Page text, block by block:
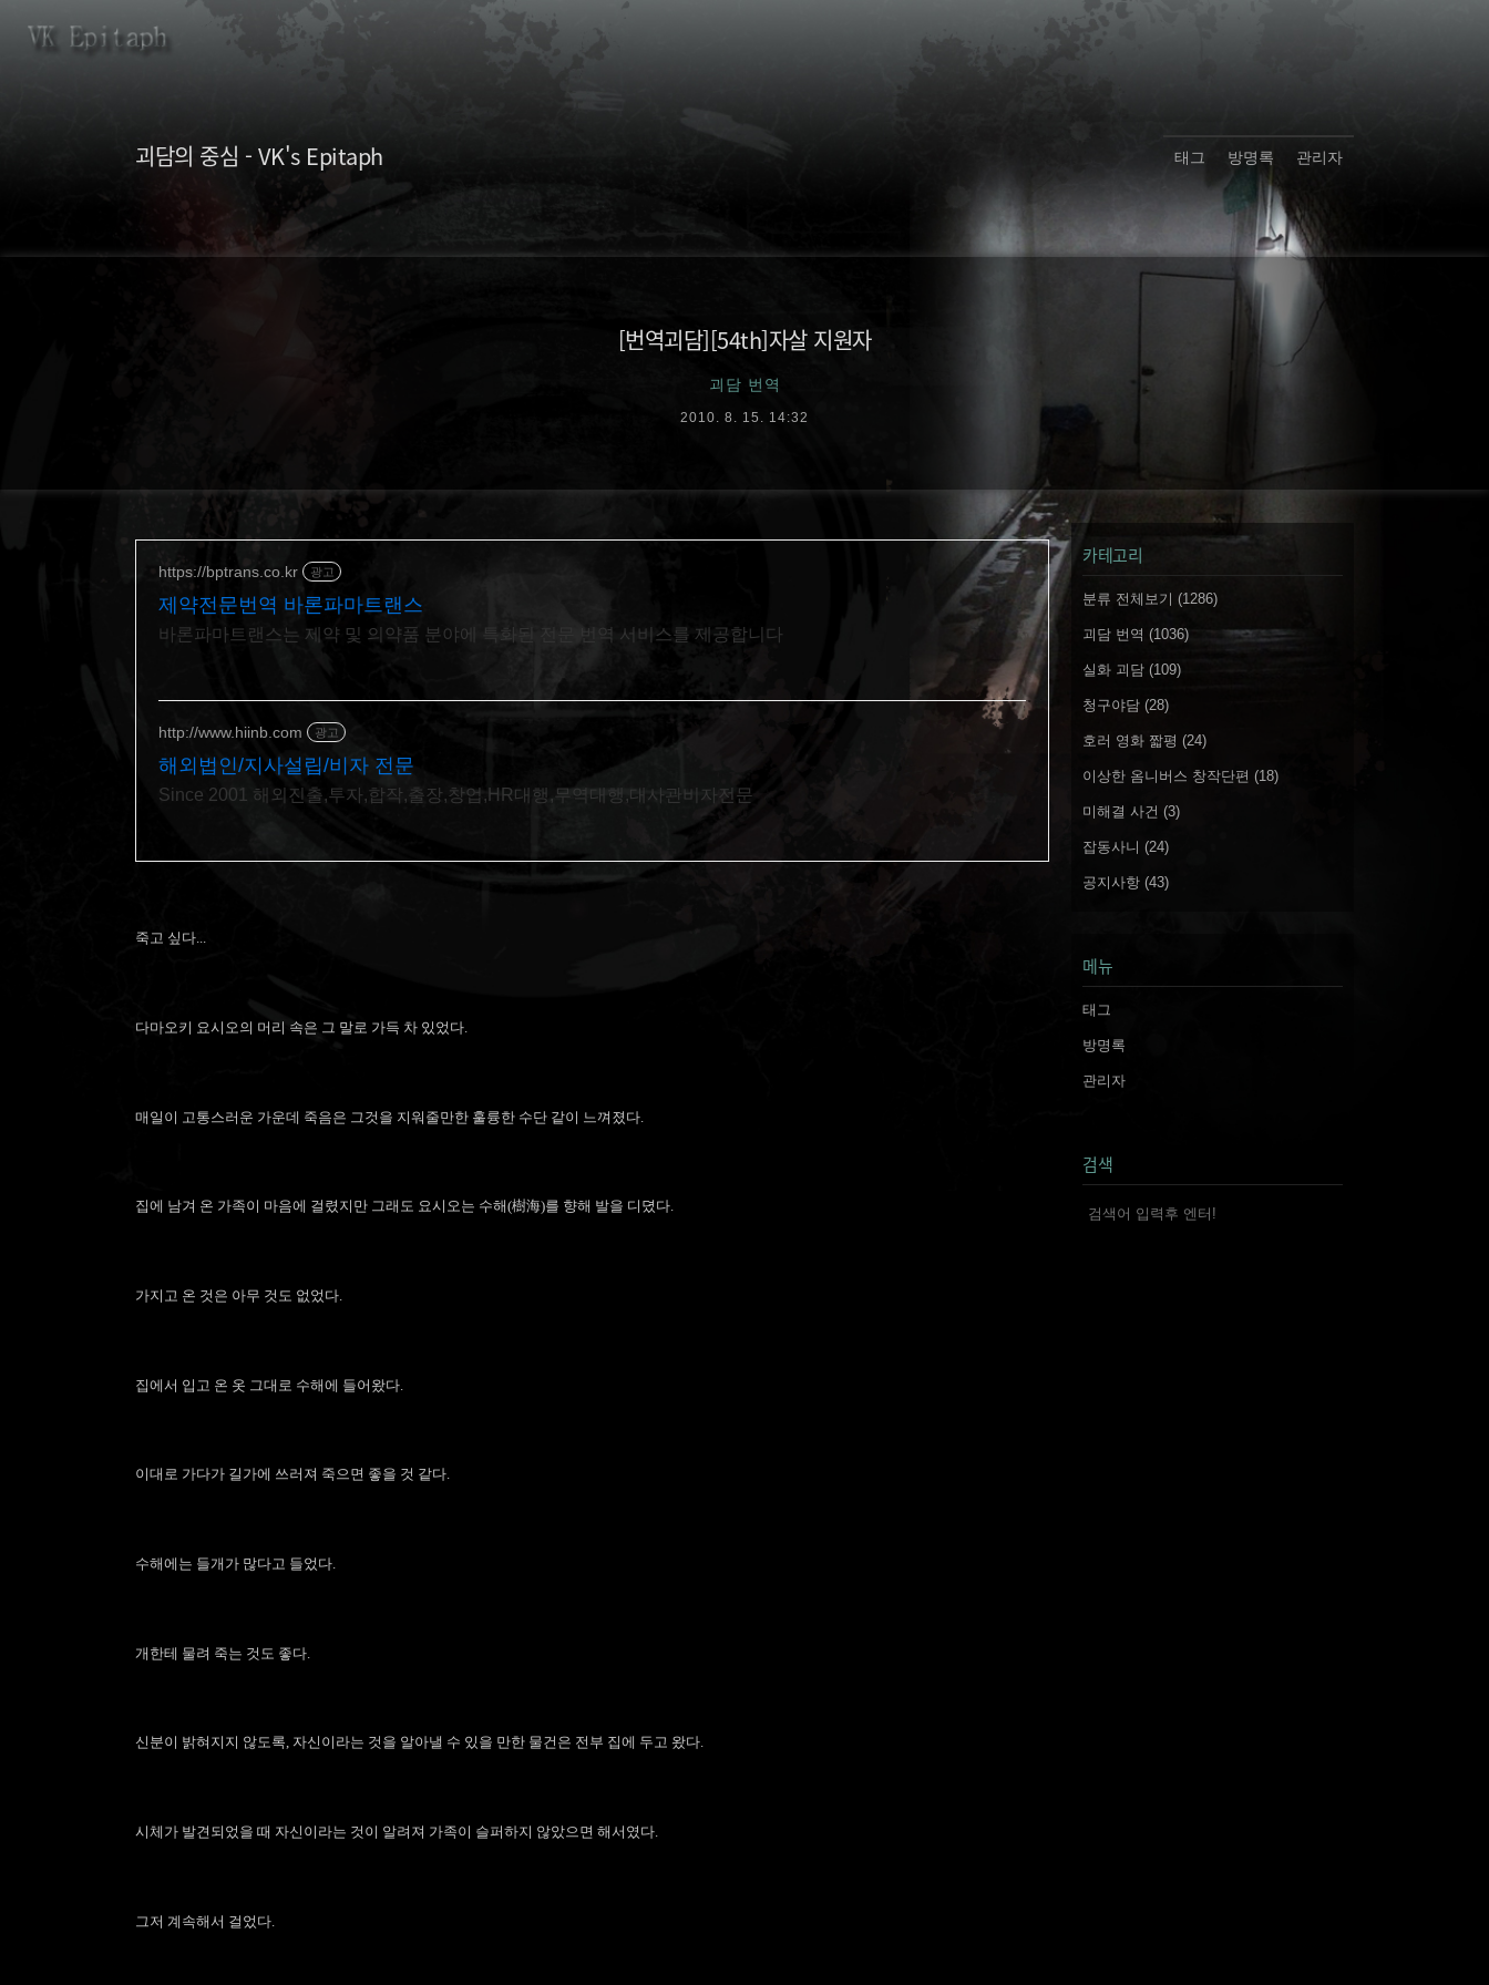
괴담의 중심 - VK's Epitaph 태그 방명록 관리자
[번역괴담][54th]자살 지원자
괴담 번역
2010. 8. 15. 14:32
https://bptrans.co.kr 광고
제약전문번역 바론파마트랜스
바론파마트랜스는 제약 및 의약품 분야에 특화된 전문 번역 서비스를 제공합니다
http://www.hiinb.com 광고
해외법인/지사설립/비자 전문
Since 2001 해외진출,투자,합작,출장,창업,HR대행,무역대행,대사관비자전문
죽고 싶다...
다마오키 요시오의 머리 속은 그 말로 가득 차 있었다.
매일이 고통스러운 가운데 죽음은 그것을 지워줄만한 훌륭한 수단 같이 느껴졌다.
집에 남겨 온 가족이 마음에 걸렸지만 그래도 요시오는 수해(樹海)를 향해 발을 디뎠다.
가지고 온 것은 아무 것도 없었다.
집에서 입고 온 옷 그대로 수해에 들어왔다.
이대로 가다가 길가에 쓰러져 죽으면 좋을 것 같다.
수해에는 들개가 많다고 들었다.
개한테 물려 죽는 것도 좋다.
신분이 밝혀지지 않도록, 자신이라는 것을 알아낼 수 있을 만한 물건은 전부 집에 두고 왔다.
시체가 발견되었을 때 자신이라는 것이 알려져 가족이 슬퍼하지 않았으면 해서였다.
그저 계속해서 걸었다.
카테고리
분류 전체보기 (1286)
괴담 번역 (1036)
실화 괴담 (109)
청구야담 (28)
호러 영화 짧평 (24)
이상한 옴니버스 창작단편 (18)
미해결 사건 (3)
잡동사니 (24)
공지사항 (43)
메뉴
태그
방명록
관리자
검색